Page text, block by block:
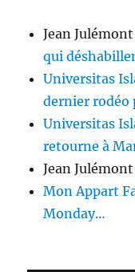
Jean Julémont
qui
Universitas
dernier rodéo
Universitas
retourne à
Jean Julémont
Mon Appart
Monday…